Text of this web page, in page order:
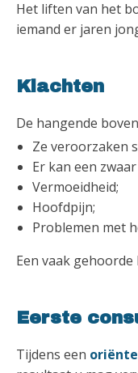
Het liften van het
iemand er jaren
Klachten
De hangende
Ze veroorzaken
Er kan een
Vermoeidheid;
Hoofdpijn;
Problemen met
Een vaak
Eerste
Tijdens een